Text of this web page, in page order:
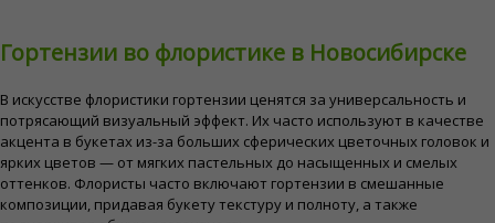
Гортензии во флористике в Новосибирске
В искусстве флористики гортензии ценятся за универсальность и
потрясающий визуальный эффект. Их часто используют в качестве
акцента в букетах из-за больших сферических цветочных головок и
ярких цветов — от мягких пастельных до насыщенных и смелых
оттенков. Флористы часто включают гортензии в смешанные
композиции, придавая букету текстуру и полноту, а также